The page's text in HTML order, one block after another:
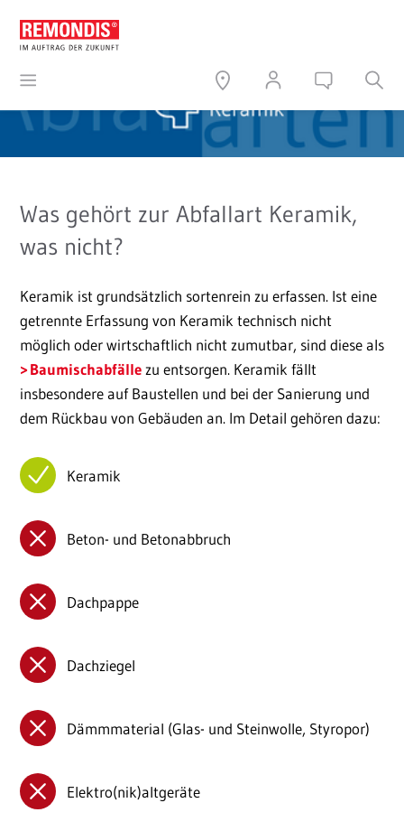
Was gehört zur Abfallart Keramik,
was nicht?
Keramik ist grundsätzlich sortenrein zu erfassen. Ist eine
getrennte Erfassung von Keramik technisch nicht
möglich oder wirtschaftlich nicht zumutbar, sind diese als
Baumischabfällezu entsorgen. Keramik fällt
insbesondere auf Baustellen und bei der Sanierung und
dem Rückbau von Gebäuden an. Im Detail gehören dazu:
Keramik
Beton- und Betonabbruch
Dachpappe
Dachziegel
Dämmmaterial (Glas- und Steinwolle, Styropor)
Elektro(nik)altgeräte